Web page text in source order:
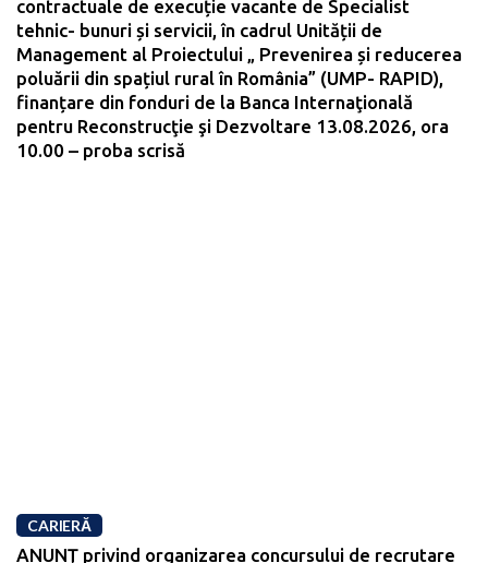
contractuale de execuție vacante de Specialist
tehnic- bunuri și servicii, în cadrul Unității de
Management al Proiectului „ Prevenirea și reducerea
poluării din spațiul rural în România” (UMP- RAPID),
finanțare din fonduri de la Banca Internaţională
pentru Reconstrucţie şi Dezvoltare 13.08.2026, ora
10.00 – proba scrisă
CARIERĂ
ANUNŢ privind organizarea concursului de recrutare